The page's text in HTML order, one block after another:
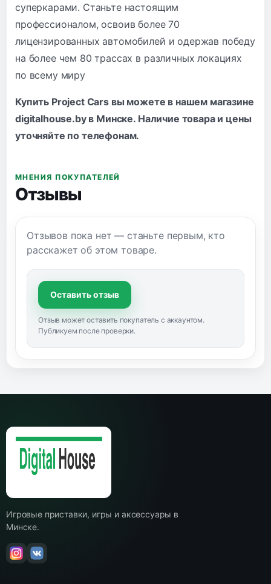
суперкарами. Станьте настоящим
профессионалом, освоив более 70
лицензированных автомобилей и одержав победу
на более чем 80 трассах в различных локациях
по всему миру
Купить Project Cars вы можете в нашем магазине
digitalhouse.by в Минске. Наличие товара и цены
уточняйте по телефонам.
МНЕНИЯ ПОКУПАТЕЛЕЙ
Отзывы
Отзывов пока нет — станьте первым, кто
расскажет об этом товаре.
Оставить отзыв
Отзыв может оставить покупатель с аккаунтом.
Публикуем после проверки.
Игровые приставки, игры и аксессуары в
Минске.